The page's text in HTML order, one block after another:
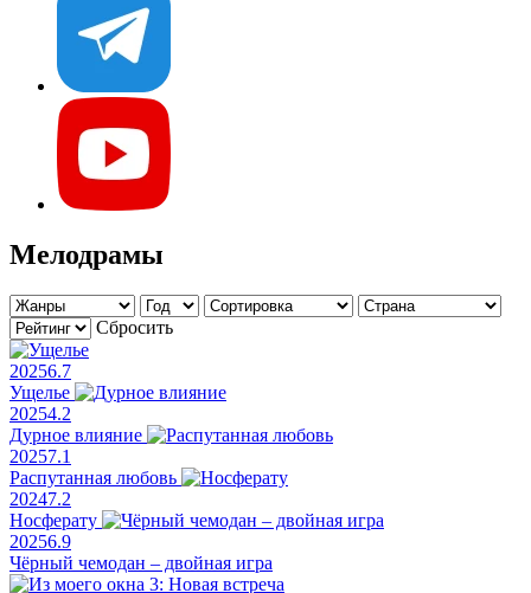
Мелодрамы
Сбросить
20256.7
Ущелье
20254.2
Дурное влияние
20257.1
Распутанная любовь
20247.2
Носферату
20256.9
Чёрный чемодан – двойная игра